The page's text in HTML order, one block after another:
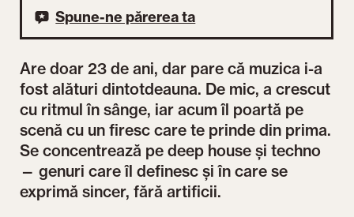
Are doar 23 de ani, dar pare că muzica i-a
fost alături dintotdeauna. De mic, a crescut
cu ritmul în sânge, iar acum îl poartă pe
scenă cu un firesc care te prinde din prima.
Se concentrează pe deep house și techno
— genuri care îl definesc și în care se
exprimă sincer, fără artificii.
Spune-ne părerea ta